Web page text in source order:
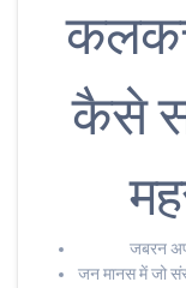
कैसे
जबरन
जन मानस में जो